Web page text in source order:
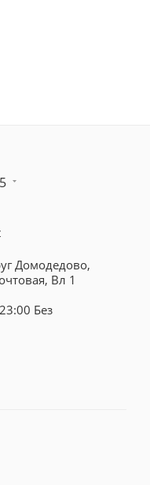
Домодедово,
Вл 1
Без